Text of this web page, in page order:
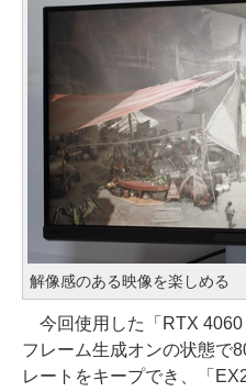
解像感のある映像を楽しめる
今回使用した「RTX 4060
フレーム生成オンの状態で
レートをキープでき、「